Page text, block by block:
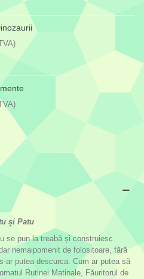
și Patu
se pun la treabă și construiesc
nemaipomenit de folositoare, fără
ar putea descurca. Cum ar putea să
Rutinei Matinale, Făuritorul de